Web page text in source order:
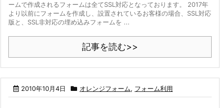
ームで作成されるフォームは全てSSL対応となっております。 2017年
より以前にフォームを作成し、設置されているお客様の場合、SSL対応
版と、SSL非対応の埋め込みフォームを ...
記事を読む>>
2010年10月4日 オレンジフォーム, フォーム利用